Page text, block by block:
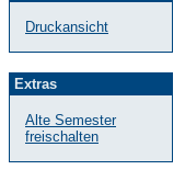
Druckansicht
Extras
Alte Semester
freischalten